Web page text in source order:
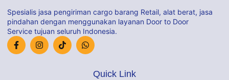
Spesialis jasa pengiriman cargo barang Retail, alat berat, jasa
pindahan dengan menggunakan layanan Door to Door
Service tujuan seluruh Indonesia.
Quick Link